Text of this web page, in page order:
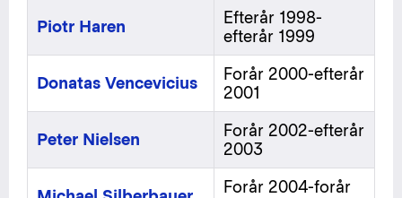
Piotr Haren
Efterår 1998-
efterår 1999
Donatas Vencevicius
Forår 2000-efterår
2001
Peter Nielsen
Forår 2002-efterår
2003
Forår 2004-forår